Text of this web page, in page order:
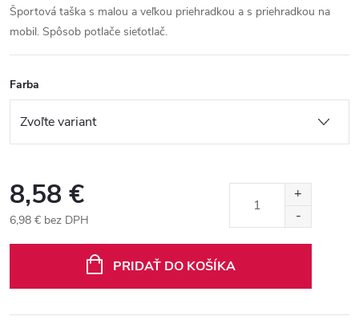
Športová taška s malou a veľkou priehradkou a s priehradkou na
mobil. Spôsob potlače sieťotlač.
Farba
8,58 €
6,98 € bez DPH
PRIDAŤ DO KOŠÍKA